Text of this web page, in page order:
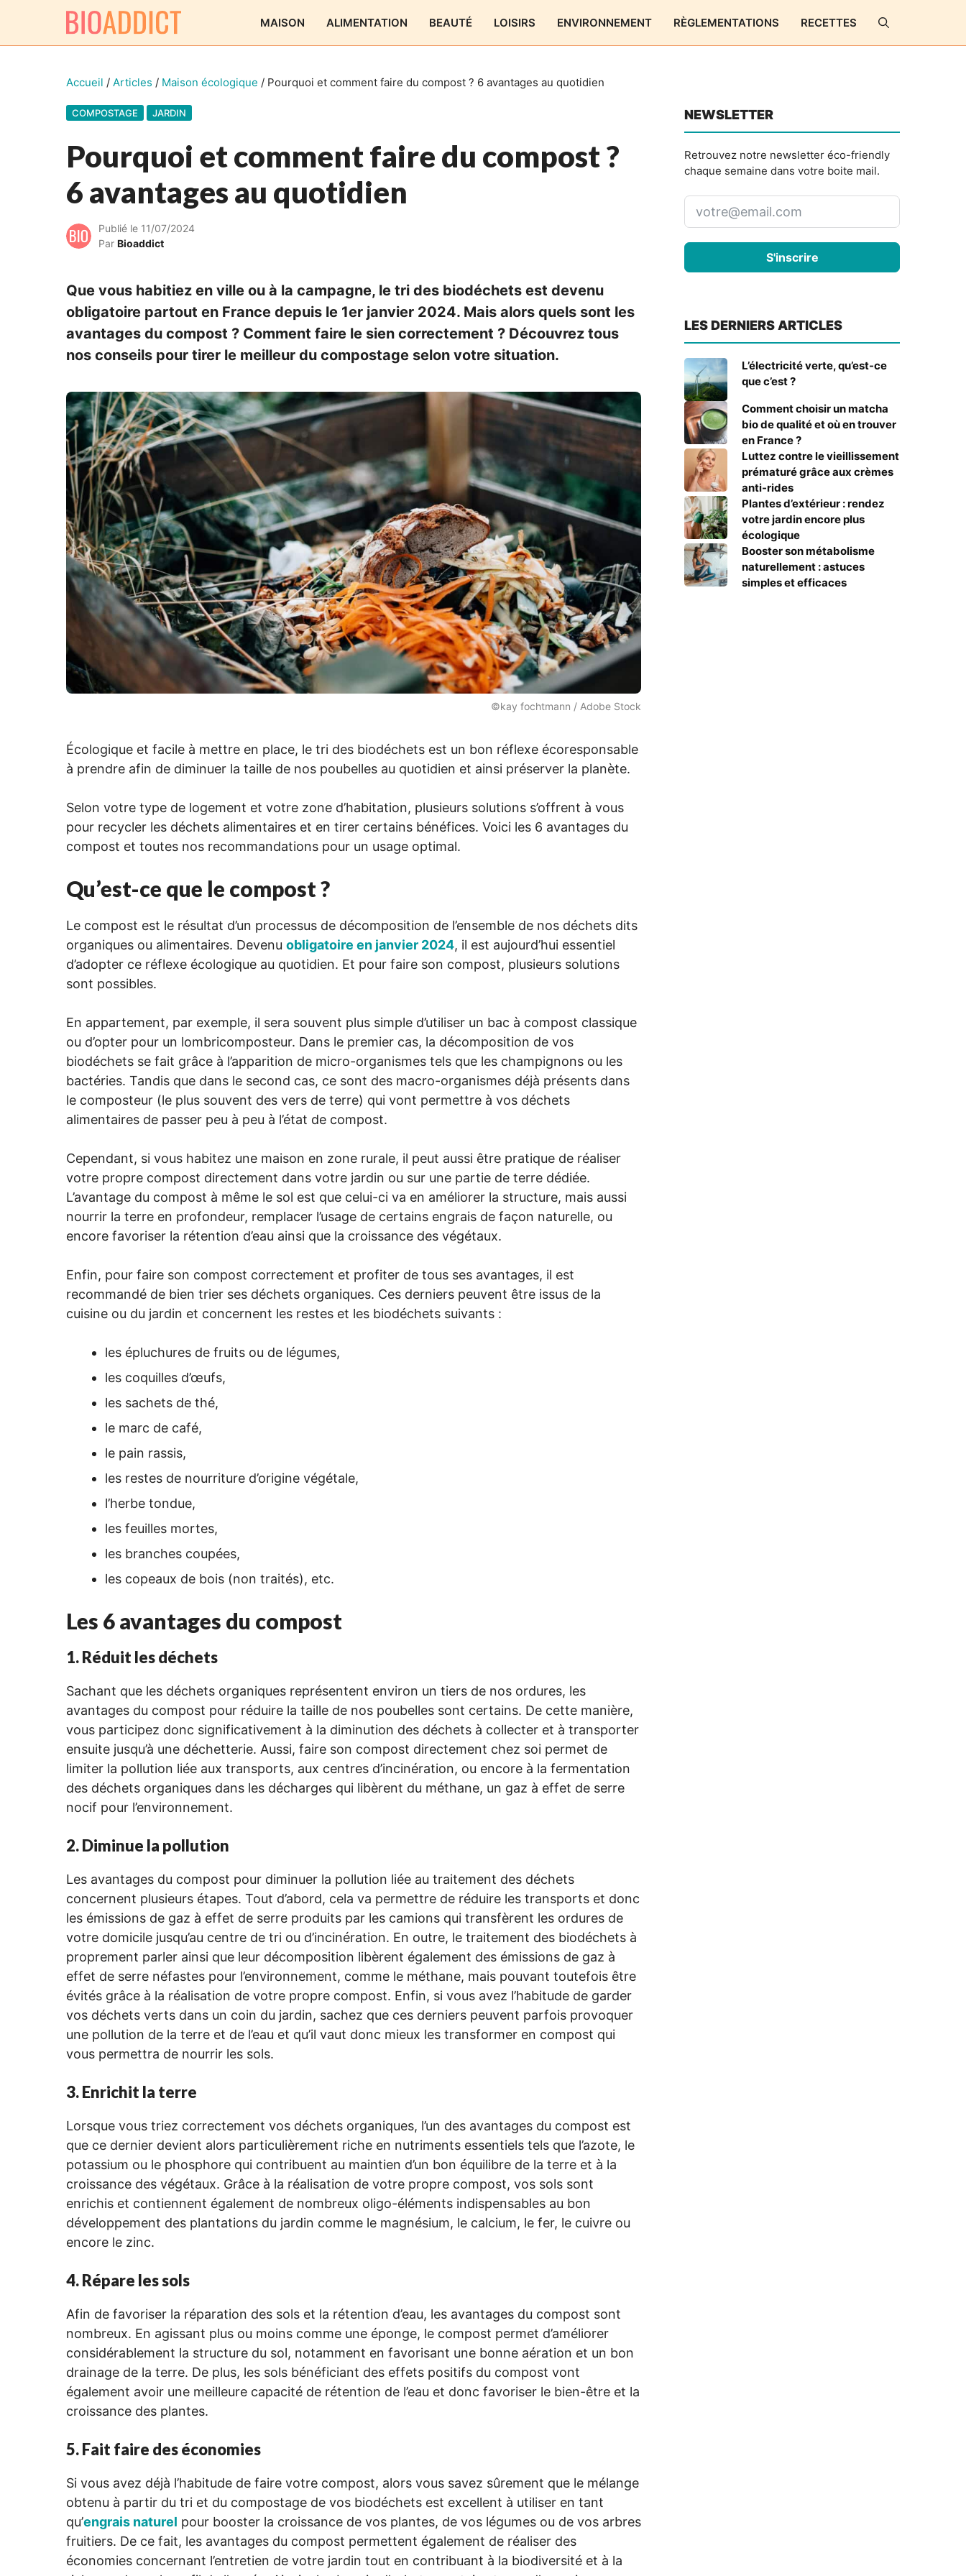
contenu
MAISON ALIMENTATION BEAUTÉ LOISIRS ENVIRONNEMENT RÈGLEMENTATIONS RECETTES
Accueil / Articles / Maison écologique / Pourquoi et comment faire du compost ? 6 avantages au quotidien
COMPOSTAGE JARDIN
Pourquoi et comment faire du compost ?
6 avantages au quotidien
Publié le 11/07/2024
Par Bioaddict
Que vous habitiez en ville ou à la campagne, le tri des biodéchets est devenu
obligatoire partout en France depuis le 1er janvier 2024. Mais alors quels sont les
avantages du compost ? Comment faire le sien correctement ? Découvrez tous
nos conseils pour tirer le meilleur du compostage selon votre situation.
©kay fochtmann / Adobe Stock
Écologique et facile à mettre en place, le tri des biodéchets est un bon réflexe écoresponsable
à prendre afin de diminuer la taille de nos poubelles au quotidien et ainsi préserver la planète.
Selon votre type de logement et votre zone d’habitation, plusieurs solutions s’offrent à vous
pour recycler les déchets alimentaires et en tirer certains bénéfices. Voici les 6 avantages du
compost et toutes nos recommandations pour un usage optimal.
Qu’est-ce que le compost ?
Le compost est le résultat d’un processus de décomposition de l’ensemble de nos déchets dits
organiques ou alimentaires. Devenu obligatoire en janvier 2024, il est aujourd’hui essentiel
d’adopter ce réflexe écologique au quotidien. Et pour faire son compost, plusieurs solutions
sont possibles.
En appartement, par exemple, il sera souvent plus simple d’utiliser un bac à compost classique
ou d’opter pour un lombricomposteur. Dans le premier cas, la décomposition de vos
biodéchets se fait grâce à l’apparition de micro-organismes tels que les champignons ou les
bactéries. Tandis que dans le second cas, ce sont des macro-organismes déjà présents dans
le composteur (le plus souvent des vers de terre) qui vont permettre à vos déchets
alimentaires de passer peu à peu à l’état de compost.
Cependant, si vous habitez une maison en zone rurale, il peut aussi être pratique de réaliser
votre propre compost directement dans votre jardin ou sur une partie de terre dédiée.
L’avantage du compost à même le sol est que celui-ci va en améliorer la structure, mais aussi
nourrir la terre en profondeur, remplacer l’usage de certains engrais de façon naturelle, ou
encore favoriser la rétention d’eau ainsi que la croissance des végétaux.
Enfin, pour faire son compost correctement et profiter de tous ses avantages, il est
recommandé de bien trier ses déchets organiques. Ces derniers peuvent être issus de la
cuisine ou du jardin et concernent les restes et les biodéchets suivants :
les épluchures de fruits ou de légumes,
les coquilles d’œufs,
les sachets de thé,
le marc de café,
le pain rassis,
les restes de nourriture d’origine végétale,
l’herbe tondue,
les feuilles mortes,
les branches coupées,
les copeaux de bois (non traités), etc.
Les 6 avantages du compost
1. Réduit les déchets
Sachant que les déchets organiques représentent environ un tiers de nos ordures, les
avantages du compost pour réduire la taille de nos poubelles sont certains. De cette manière,
vous participez donc significativement à la diminution des déchets à collecter et à transporter
ensuite jusqu’à une déchetterie. Aussi, faire son compost directement chez soi permet de
limiter la pollution liée aux transports, aux centres d’incinération, ou encore à la fermentation
des déchets organiques dans les décharges qui libèrent du méthane, un gaz à effet de serre
nocif pour l’environnement.
2. Diminue la pollution
Les avantages du compost pour diminuer la pollution liée au traitement des déchets
concernent plusieurs étapes. Tout d’abord, cela va permettre de réduire les transports et donc
les émissions de gaz à effet de serre produits par les camions qui transfèrent les ordures de
votre domicile jusqu’au centre de tri ou d’incinération. En outre, le traitement des biodéchets à
proprement parler ainsi que leur décomposition libèrent également des émissions de gaz à
effet de serre néfastes pour l’environnement, comme le méthane, mais pouvant toutefois être
évités grâce à la réalisation de votre propre compost. Enfin, si vous avez l’habitude de garder
vos déchets verts dans un coin du jardin, sachez que ces derniers peuvent parfois provoquer
une pollution de la terre et de l’eau et qu’il vaut donc mieux les transformer en compost qui
vous permettra de nourrir les sols.
3. Enrichit la terre
Lorsque vous triez correctement vos déchets organiques, l’un des avantages du compost est
que ce dernier devient alors particulièrement riche en nutriments essentiels tels que l’azote, le
potassium ou le phosphore qui contribuent au maintien d’un bon équilibre de la terre et à la
croissance des végétaux. Grâce à la réalisation de votre propre compost, vos sols sont
enrichis et contiennent également de nombreux oligo-éléments indispensables au bon
développement des plantations du jardin comme le magnésium, le calcium, le fer, le cuivre ou
encore le zinc.
4. Répare les sols
Afin de favoriser la réparation des sols et la rétention d’eau, les avantages du compost sont
nombreux. En agissant plus ou moins comme une éponge, le compost permet d’améliorer
considérablement la structure du sol, notamment en favorisant une bonne aération et un bon
drainage de la terre. De plus, les sols bénéficiant des effets positifs du compost vont
également avoir une meilleure capacité de rétention de l’eau et donc favoriser le bien-être et la
croissance des plantes.
5. Fait faire des économies
Si vous avez déjà l’habitude de faire votre compost, alors vous savez sûrement que le mélange
obtenu à partir du tri et du compostage de vos biodéchets est excellent à utiliser en tant
qu’engrais naturel pour booster la croissance de vos plantes, de vos légumes ou de vos arbres
fruitiers. De ce fait, les avantages du compost permettent également de réaliser des
économies concernant l’entretien de votre jardin tout en contribuant à la biodiversité et à la
NEWSLETTER
Retrouvez notre newsletter éco-friendly
chaque semaine dans votre boite mail.
S'inscrire
LES DERNIERS ARTICLES
L’électricité verte, qu’est-ce
que c’est ?
Comment choisir un matcha
bio de qualité et où en trouver
en France ?
Luttez contre le vieillissement
prématuré grâce aux crèmes
anti-rides
Plantes d’extérieur : rendez
votre jardin encore plus
écologique
Booster son métabolisme
naturellement : astuces
simples et efficaces